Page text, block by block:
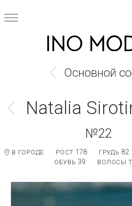
Основной
Natalia
№22
В ГОРОДЕ РОСТ 178 ГРУДЬ 82
ОБУВЬ 39 ВОЛОСЫ